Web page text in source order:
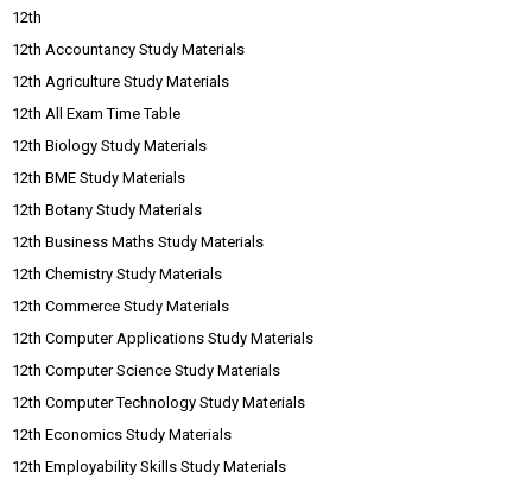
12th
12th Accountancy Study Materials
12th Agriculture Study Materials
12th All Exam Time Table
12th Biology Study Materials
12th BME Study Materials
12th Botany Study Materials
12th Business Maths Study Materials
12th Chemistry Study Materials
12th Commerce Study Materials
12th Computer Applications Study Materials
12th Computer Science Study Materials
12th Computer Technology Study Materials
12th Economics Study Materials
12th Employability Skills Study Materials